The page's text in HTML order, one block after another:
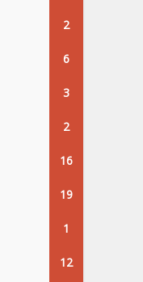
2
6
3
2
16
19
1
12